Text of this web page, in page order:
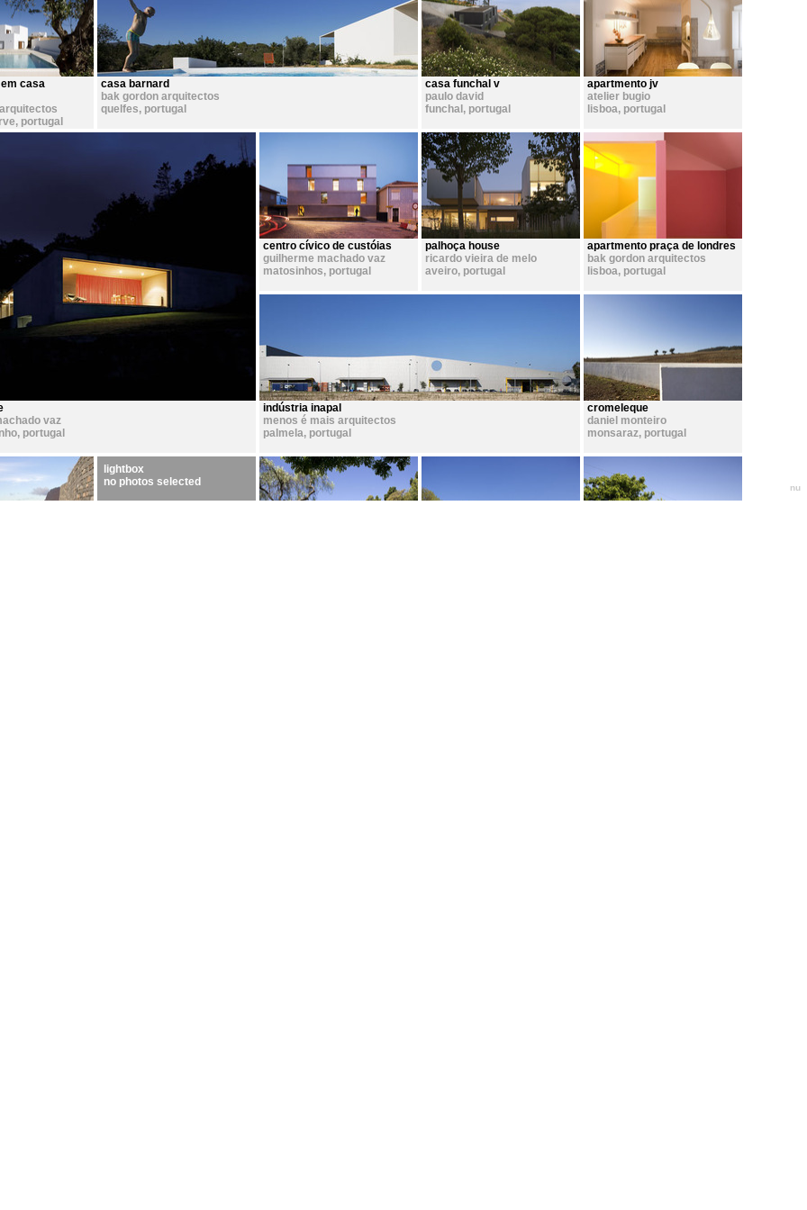
casa
, portugal
casa barnard
bak gordon arquitectos
quelfes, portugal
casa funchal v
paulo david
funchal , portugal
apartmento jv
atelier bugio
lisboa, portugal
vaz
, portugal
centro cívico de custóias
guilherme machado vaz
matosinhos, portugal
palhoça house
ricardo vieira de melo
aveiro, portugal
apartmento praça de londres
bak gordon arquitectos
lisboa, portugal
indústria inapal
menos é mais arquitectos
palmela, portugal
cromeleque
daniel monteiro
monsaraz, portugal
lightbox
no photos selected
nu